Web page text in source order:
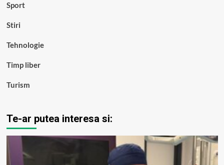
Sport
Stiri
Tehnologie
Timp liber
Turism
Te-ar putea interesa si: